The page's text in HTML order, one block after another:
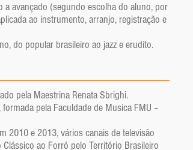
a avançado (segundo escolha do aluno, por
ao instrumento, arranjo, registração e
do popular brasileiro ao jazz e erudito.
pela Maestrina Renata Sbrighi.
pela Faculdade de Musica FMU –
2010 e 2013, vários canais de televisão
ao Forró pelo Território Brasileiro